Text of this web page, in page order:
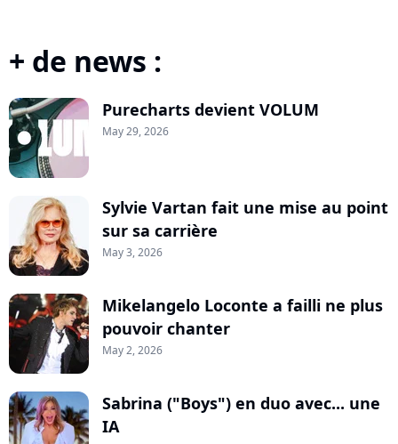
+ de news :
Purecharts devient VOLUM
May 29, 2026
Sylvie Vartan fait une mise au point
sur sa carrière
May 3, 2026
Mikelangelo Loconte a failli ne plus
pouvoir chanter
May 2, 2026
Sabrina ("Boys") en duo avec... une
IA